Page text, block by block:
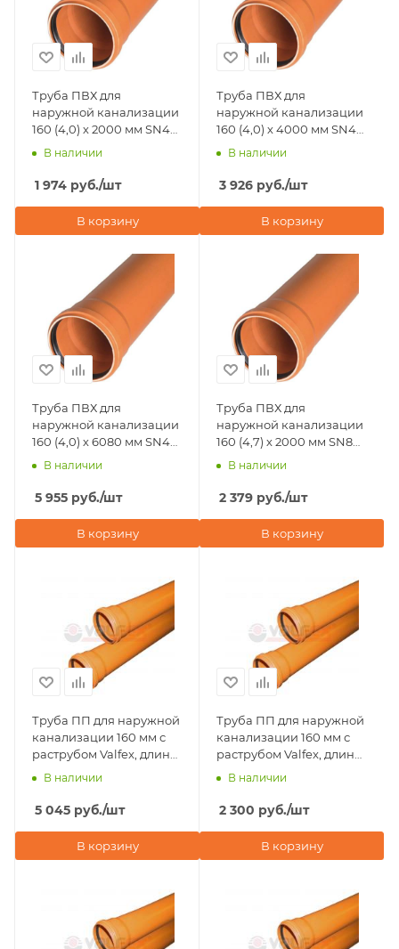
Труба ПВХ для
наружной канализации
160 (4,0) х 2000 мм SN4
Хемкор
В наличии
1 974 руб./шт
В корзину
Труба ПВХ для
наружной канализации
160 (4,0) х 4000 мм SN4
Хемкор
В наличии
3 926 руб./шт
В корзину
Труба ПВХ для
наружной канализации
160 (4,0) х 6080 мм SN4
Хемкор
В наличии
5 955 руб./шт
В корзину
Труба ПВХ для
наружной канализации
160 (4,7) х 2000 мм SN8
Хемкор
В наличии
2 379 руб./шт
В корзину
Труба ПП для наружной
канализации 160 мм с
раструбом Valfex, длина
6000 мм
В наличии
5 045 руб./шт
В корзину
Труба ПП для наружной
канализации 160 мм с
раструбом Valfex, длина
3000 мм
В наличии
2 300 руб./шт
В корзину